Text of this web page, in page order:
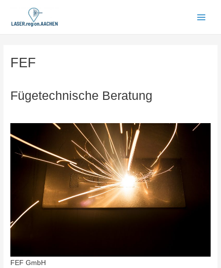
FEF
Fügetechnische Beratung
FEF GmbH